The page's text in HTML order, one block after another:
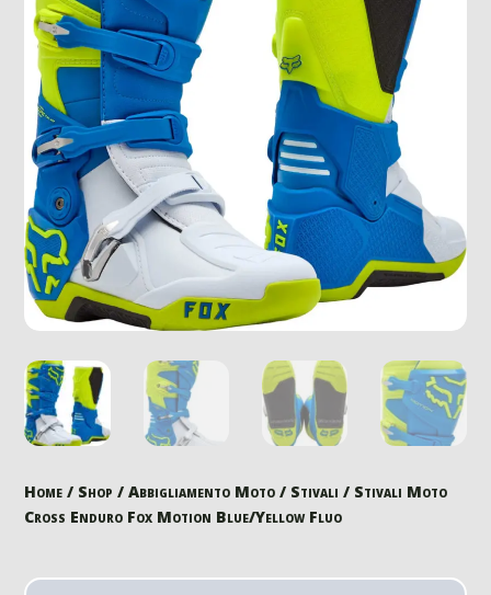
Home / Shop /Abbigliamento Moto / Stivali / Stivali Moto
Cross Enduro Fox Motion Blue/Yellow Fluo